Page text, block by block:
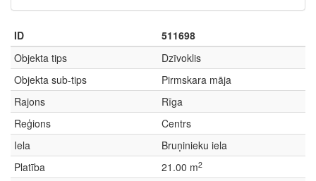
ID
511698
Objekta tips
Dzīvoklis
Objekta sub-tips
Pirmskara māja
Rajons
Rīga
Reģions
Centrs
Iela
Bruņinieku iela
Platība
21.00 m2